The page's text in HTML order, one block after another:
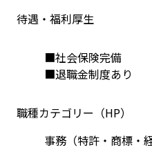
待遇・福利厚生
■社会保険完備
■退職金制度あり
職種カテゴリー（HP）
事務（特許・商標・